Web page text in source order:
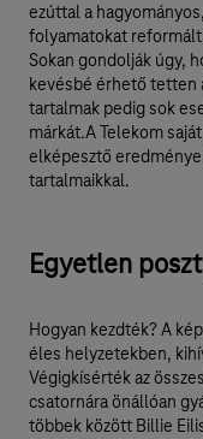
ezúttal a
folyamatokat
Sokan gondolják úgy,
kevésbé érhető tetten
tartalmak pedig sok
márkát.A Telekom
elképesztő
tartalmaikkal.
Egyetlen
Hogyan kezdték? A
éles helyzetekben,
Végigkísérték az
csatornára önállóan
többek között Billie